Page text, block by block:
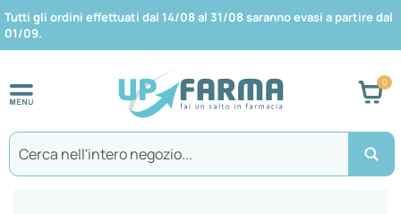
Tutti gli ordini effettuati dal 14/08 al 31/08 saranno evasi a partire dal
01/09.